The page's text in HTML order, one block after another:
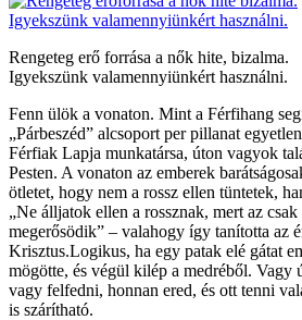
Rengeteg erő forrása a nők hite, bizalma.
Igyekszünk valamennyiünkért használni.
Fenn ülök a vonaton. Mint a Férfihang
„Párbeszéd” alcsoport per pillanat
Férfiak Lapja munkatársa, úton vagyok
Pesten. A vonaton az emberek
ötletet, hogy nem a rossz ellen tüntetek,
„Ne álljatok ellen a rossznak, mert az
megerősödik” – valahogy így tanította az
Krisztus.Logikus, ha egy patak elé gátat
mögötte, és végül kilép a medréből. Vagy
vagy felfedni, honnan ered, és ott tenni
is szárítható.